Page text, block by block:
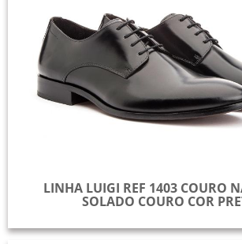
LINHA LUIGI REF 1403 COURO
SOLADO COURO COR